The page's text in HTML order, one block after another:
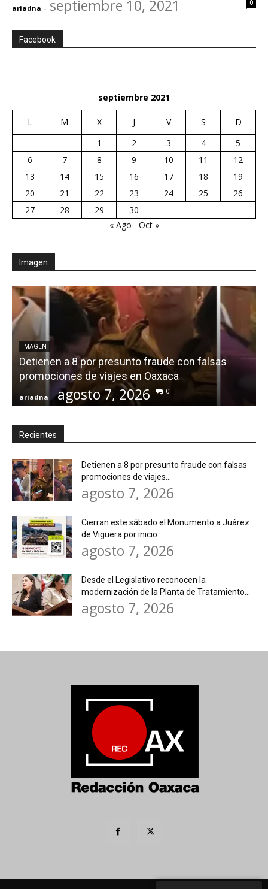
ariadna - septiembre 10, 2021 0
Facebook
septiembre 2021
L M X J V S
D
1
2 3 4
5
6
7 8 9 10 11
12
13
14 15 16 17 18
19
20
21 22 23 24 25
26
27
28 29
30
« Ago
Oct »
Imagen
IMAGEN
Detienen a 8 por presunto fraude con falsas
promociones de viajes en Oaxaca
ariadna - agosto 7, 2026 0
Recientes
Detienen a 8 por presunto fraude con falsas
promociones de viajes...
agosto 7, 2026
Cierran este sábado el Monumento a Juárez
de Viguera por inicio...
agosto 7, 2026
Desde el Legislativo reconocen la
modernización de la Planta de Tratamiento...
agosto 7, 2026